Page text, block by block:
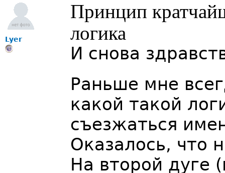
Lyer
Принцип
логика
И снова
Раньше мне
какой такой
съезжаться
Оказалось, что
На второй дуге